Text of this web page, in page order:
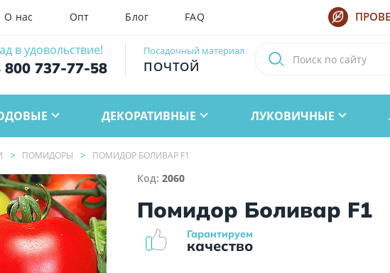
О нас Опт Блог FAQ
в удовольствие!
800 737-77-58
Посадочный материал
ПОЧТОЙ
ДЕКОРАТИВНЫЕ ЛУКОВИЧНЫЕ
ПОМИДОРЫ ПОМИДОР БОЛИВАР F1
Код:2060
Помидор Боливар F1
Гарантируем
качество